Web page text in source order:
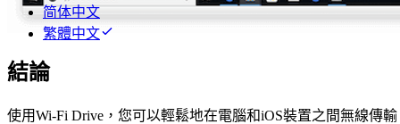
简体中文
繁體中文
結論
使用Wi-Fi Drive，您可以輕鬆地在電腦和iOS裝置之間無線傳輸